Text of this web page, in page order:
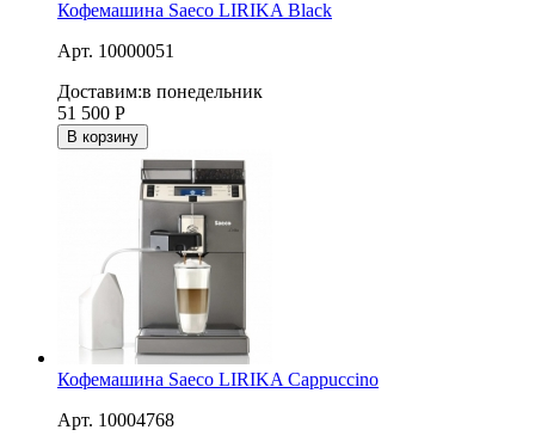
Кофемашина Saeco LIRIKA Black
Арт. 10000051
Доставим:в понедельник
51 500 Р
В корзину
Кофемашина Saeco LIRIKA Cappuccino
Арт. 10004768